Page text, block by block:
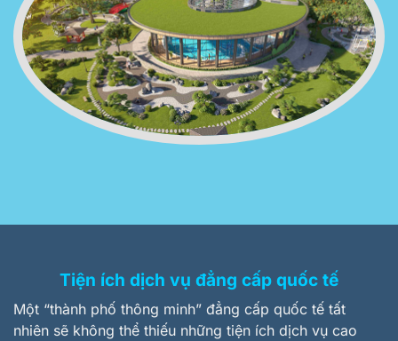
Tiện ích dịch vụ đẳng cấp quốc tế
Một “thành phố thông minh” đẳng cấp quốc tế tất
nhiên sẽ không thể thiếu những tiện ích dịch vụ cao